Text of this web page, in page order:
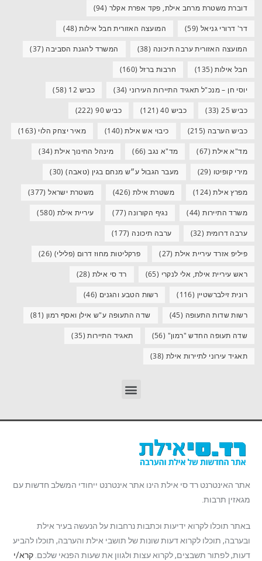
דוברת משטרת מרחב אילת, פקד אפרת אקלר (94)
דר' דרורי גניאל (59) המועצה האזורית חבל אילות(48)
המועצה האזורית ערבה תיכונה (38) המשרד להגנת הסביבה (37)
חבל אילות(135) חרבות ברזל (160)
יוסי חן – מנכ"ל תאגיד התיירות העירוני (34) כביש 12 (58)
כביש 25 (33) כביש 40 (121) כביש 90 (222)
כביש הערבה (215) כיבוי אש אילת(140) מאיר יצחק הלוי (163)
מד"א אילת(67) מד"א נגב(66) מינהל החינוך אילת(34)
מירי קופיטו (29) מעבר הגבול ע״ש מנחם בגין (טאבה)(30)
מפרץ אילת(124) משטרת אילת (426) משטרת ישראל(377)
משרד התיירות(44) נגיף הקורונה (77) עיריית אילת (580)
ערבה דרומית (32) ערבה תיכונה (177)
פיליפ אזרד עיריית אילת(27) פרקליטות מחוז דרום (פלילי) (26)
ראש עיריית אילת, אלי לנקרי (65) רד סי אילת (28)
רונית זילברשטיין (116) רשות הטבע והגנים (46)
רשות שדות התעופה (45) שדה התעופה ע"ש אילן ואסף רמון (81)
שדה תעופה החדש "רמון" (56) תאגיד התיירות(35)
תאגיד עירוני לתיירות אילת (38)
אתר האינטרנט רד סי אילת הינו אתר אינטרנט ייחודי המשלב חדשות עם
מגאזין תרבות.
באתר תוכלו לקרוא ידיעות וכתבות נרחבות על הנעשה בעיר אילת
ובערבה, תוכלו לקרוא דעות שונות של תושבי אילת והערבה, תוכלו להביע
דעות, לפתור תשבצים, לקרוא עצות ולגוון את שעות הפנאי שלכם. קרא/י